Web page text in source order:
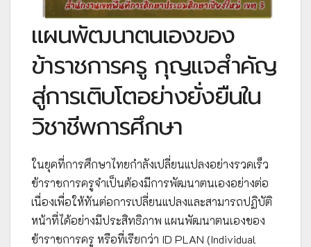
แผนพัฒนาตนเองของ
ข้าราชการครู กุญแจสำคัญ
สู่การเติบโตอย่างยั่งยืนใน
วิชาชีพการศึกษา
ในยุคที่การศึกษาไทยกำลังเปลี่ยนแปลงอย่างรวดเร็ว
ข้าราชการครูจำเป็นต้องมีการพัฒนาตนเองอย่างต่อ
เนื่องเพื่อให้ทันต่อการเปลี่ยนแปลงและสามารถปฏิบัติ
หน้าที่ได้อย่างมีประสิทธิภาพ แผนพัฒนาตนเองของ
ข้าราชการครู หรือที่เรียกว่า ID PLAN (Individual